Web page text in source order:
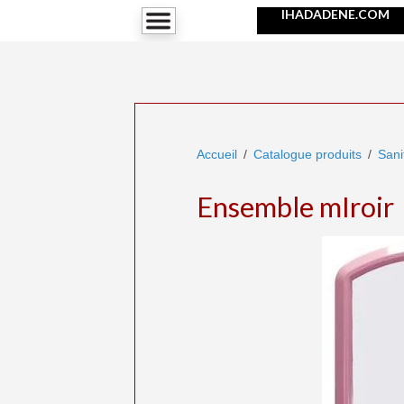
IHADADENE.COM
Accueil Catalogue produits
Ensemble mIroir